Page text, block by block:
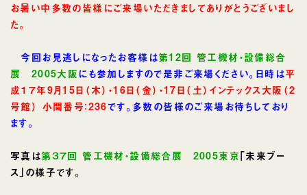
お暑い中多数の皆様にご来場いただきましてありがとうございまし
た。
今回お見逃しになったお客様は第12回 管工機材・設備総合
展 2005大阪にも参加しますので是非ご来場ください。日時は平
成１７年9月15日（木）・16日（金）・17日（土）インテックス大阪（2
号館） 小間番号：236です。多数の皆様のご来場お待ちしており
ます。
写真は第３７回 管工機材・設備総合展 2005東京｢未来ブー
ス｣の様子です。